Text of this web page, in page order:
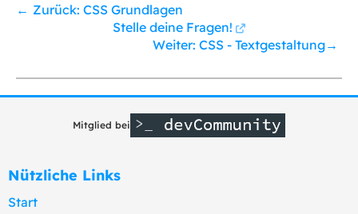
Zurück: CSS Grundlagen
Stelle deine Fragen!
Weiter: CSS - Textgestaltung
Mitglied bei
Nützliche Links
Start